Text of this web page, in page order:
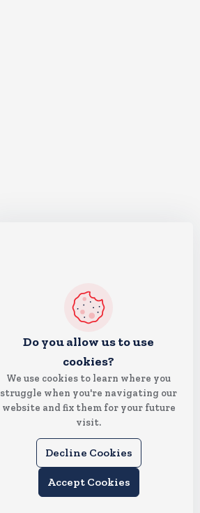
Do you allow us to use
cookies?
We use cookies to learn where you
struggle when you're navigating our
website and fix them for your future
visit.
Decline Cookies
Accept Cookies